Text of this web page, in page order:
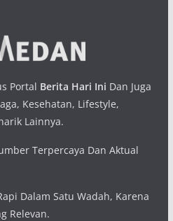
Portal Berita Hari Ini Dan Juga
Kesehatan, Lifestyle,
Lainnya.
Terpercaya Dan Aktual
Dalam Satu Wadah, Karena
Relevan.